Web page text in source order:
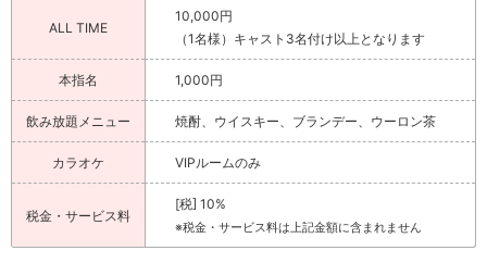
ALL TIME
10,000円
（1名様）キャスト3名付け以上となります
本指名 1,000円
飲み放題メニュー 焼酎、ウイスキー、ブランデー、ウーロン茶
カラオケ VIPルームのみ
税金・サービス料
[税] 10%
※税金・サービス料は上記金額に含まれません